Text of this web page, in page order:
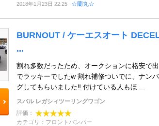
2018年1月23日 22:25 ☆蘭丸☆
BURNOUT / ケーエスオート
...
割れ多数だったため、オークションに格安で
でラッキーでしたw 割れ補修ついでに、ナン
グしてもらいました‼︎ 付けている人もほ ...
スバル レガシィツーリングワゴン
評価：
カテゴリ：フロントバンパー